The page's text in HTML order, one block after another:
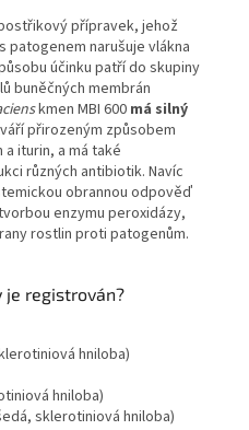
přípravek, jehož
patogenem narušuje vlákna
účinku patří do skupiny
buněčných membrán
kmen MBI 600 má silný
přirozeným způsobem
iturin, a má také
různých antibiotik. Navíc
obrannou odpověď
enzymu peroxidázy,
rostlin proti patogenům.
je registrován?
hniloba)
hniloba)
sklerotiniová hniloba)